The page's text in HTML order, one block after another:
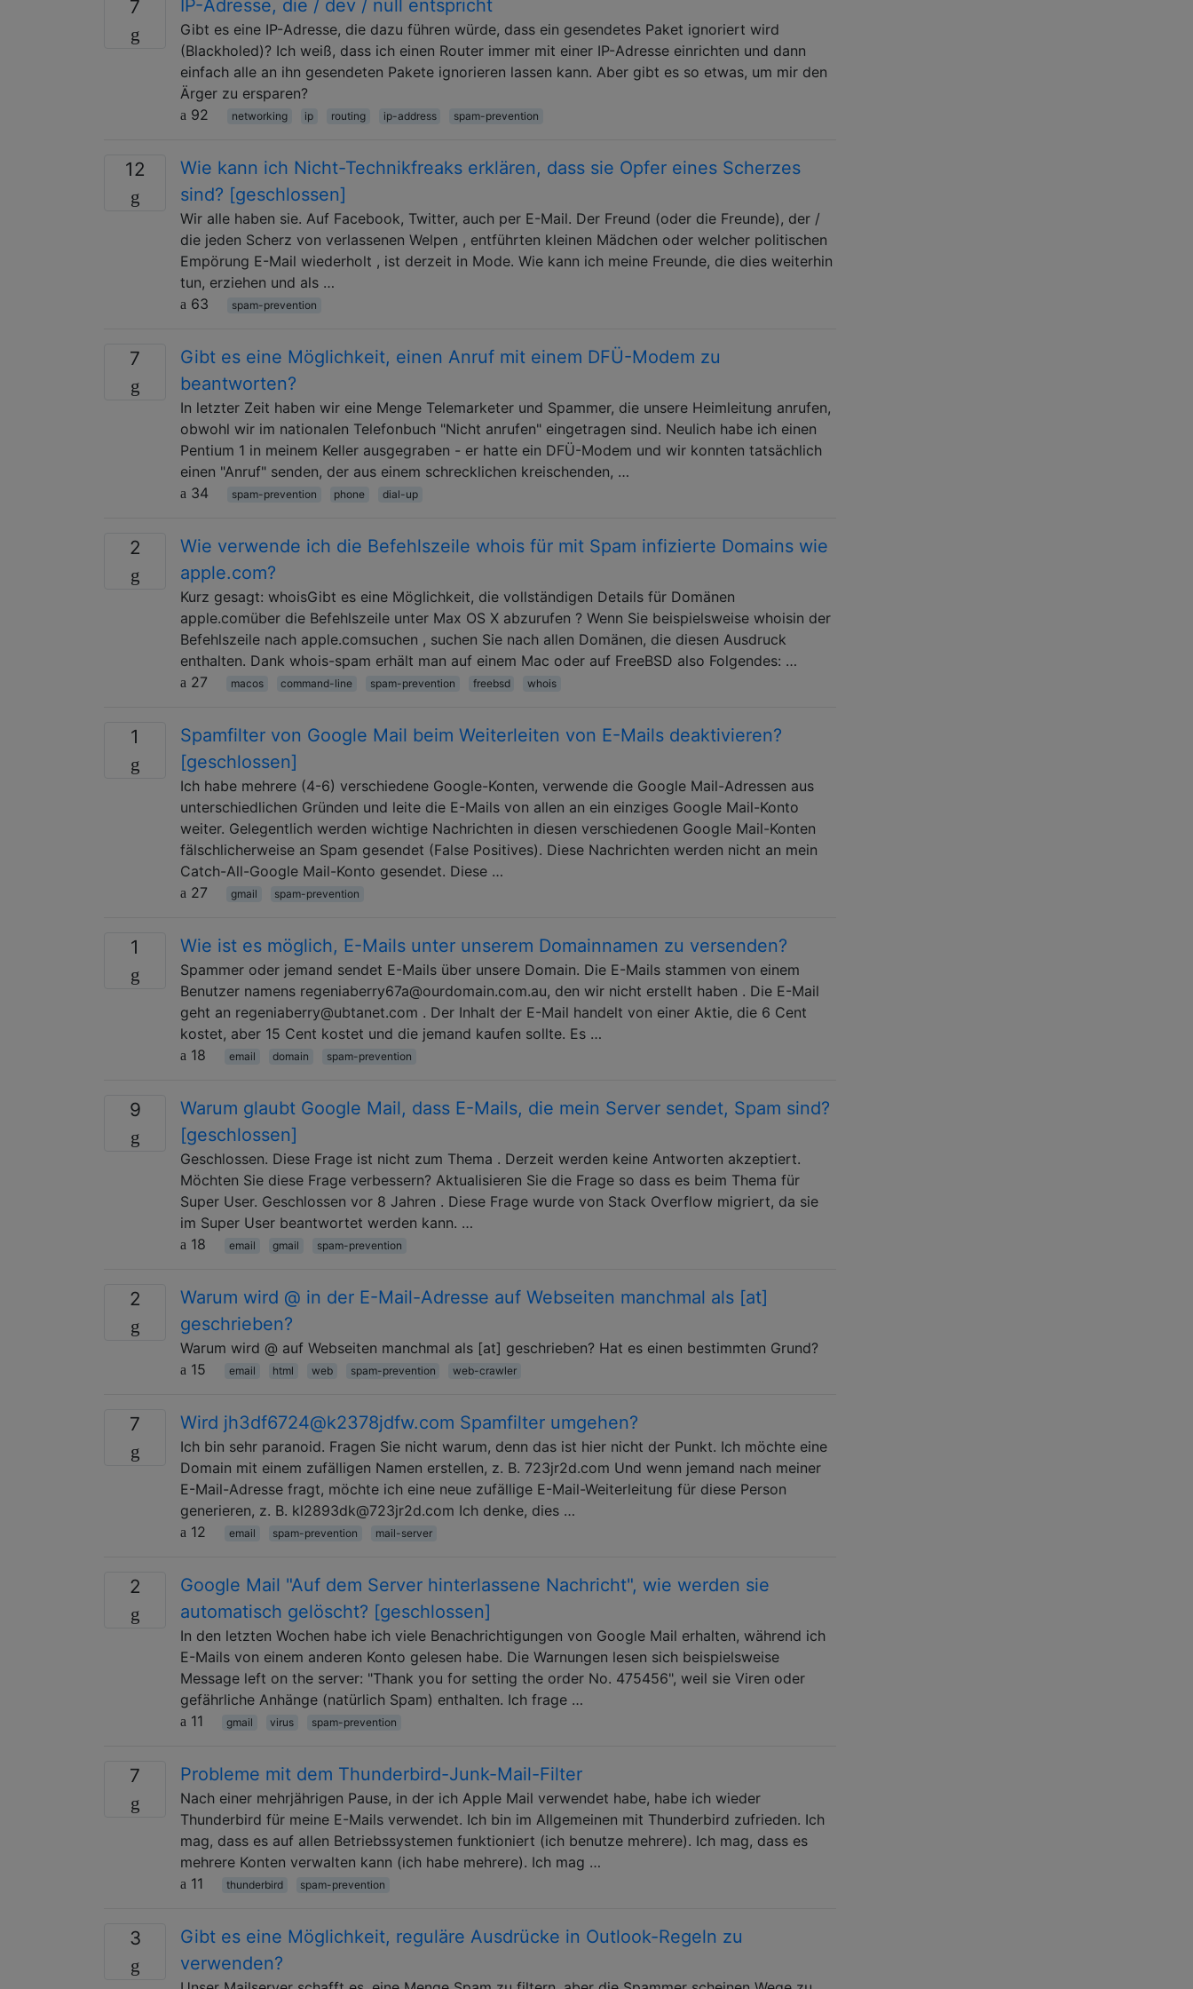
7 IP-Adresse, die / dev / null entspricht
Gibt es eine IP-Adresse, die dazu führen würde, dass ein gesendetes Paket ignoriert wird
(Blackholed)? Ich weiß, dass ich einen Router immer mit einer IP-Adresse einrichten und dann
einfach alle an ihn gesendeten Pakete ignorieren lassen kann. Aber gibt es so etwas, um mir den
Ärger zu ersparen?
92
networking ip routing ip-address spam-prevention
12
Wie kann ich Nicht-Technikfreaks erklären, dass sie Opfer eines Scherzes
sind? [geschlossen]
Wir alle haben sie. Auf Facebook, Twitter, auch per E-Mail. Der Freund (oder die Freunde), der /
die jeden Scherz von verlassenen Welpen , entführten kleinen Mädchen oder welcher politischen
Empörung E-Mail wiederholt , ist derzeit in Mode. Wie kann ich meine Freunde, die dies weiterhin
tun, erziehen und als …
63
spam-prevention
7
Gibt es eine Möglichkeit, einen Anruf mit einem DFÜ-Modem zu
beantworten?
In letzter Zeit haben wir eine Menge Telemarketer und Spammer, die unsere Heimleitung anrufen,
obwohl wir im nationalen Telefonbuch "Nicht anrufen" eingetragen sind. Neulich habe ich einen
Pentium 1 in meinem Keller ausgegraben - er hatte ein DFÜ-Modem und wir konnten tatsächlich
einen "Anruf" senden, der aus einem schrecklichen kreischenden, …
34
spam-prevention phone dial-up
2
Wie verwende ich die Befehlszeile whois für mit Spam infizierte Domains wie
apple.com?
Kurz gesagt: whoisGibt es eine Möglichkeit, die vollständigen Details für Domänen
apple.comüber die Befehlszeile unter Max OS X abzurufen ? Wenn Sie beispielsweise whoisin der
Befehlszeile nach apple.comsuchen , suchen Sie nach allen Domänen, die diesen Ausdruck
enthalten. Dank whois-spam erhält man auf einem Mac oder auf FreeBSD also Folgendes: …
27
macos command-line spam-prevention freebsd whois
1
Spamfilter von Google Mail beim Weiterleiten von E-Mails deaktivieren?
[geschlossen]
Ich habe mehrere (4-6) verschiedene Google-Konten, verwende die Google Mail-Adressen aus
unterschiedlichen Gründen und leite die E-Mails von allen an ein einziges Google Mail-Konto
weiter. Gelegentlich werden wichtige Nachrichten in diesen verschiedenen Google Mail-Konten
fälschlicherweise an Spam gesendet (False Positives). Diese Nachrichten werden nicht an mein
Catch-All-Google Mail-Konto gesendet. Diese …
27
gmail spam-prevention
1 Wie ist es möglich, E-Mails unter unserem Domainnamen zu versenden?
Spammer oder jemand sendet E-Mails über unsere Domain. Die E-Mails stammen von einem
Benutzer namens regeniaberry67a@ourdomain.com.au, den wir nicht erstellt haben . Die E-Mail
geht an regeniaberry@ubtanet.com . Der Inhalt der E-Mail handelt von einer Aktie, die 6 Cent
kostet, aber 15 Cent kostet und die jemand kaufen sollte. Es …
18
email domain spam-prevention
9
Warum glaubt Google Mail, dass E-Mails, die mein Server sendet, Spam sind?
[geschlossen]
Geschlossen. Diese Frage ist nicht zum Thema . Derzeit werden keine Antworten akzeptiert.
Möchten Sie diese Frage verbessern? Aktualisieren Sie die Frage so dass es beim Thema für
Super User. Geschlossen vor 8 Jahren . Diese Frage wurde von Stack Overflow migriert, da sie
im Super User beantwortet werden kann. …
18
email gmail spam-prevention
2
Warum wird @ in der E-Mail-Adresse auf Webseiten manchmal als [at]
geschrieben?
Warum wird @ auf Webseiten manchmal als [at] geschrieben? Hat es einen bestimmten Grund?
15
email html web spam-prevention web-crawler
7 Wird jh3df6724@k2378jdfw.com Spamfilter umgehen?
Ich bin sehr paranoid. Fragen Sie nicht warum, denn das ist hier nicht der Punkt. Ich möchte eine
Domain mit einem zufälligen Namen erstellen, z. B. 723jr2d.com Und wenn jemand nach meiner
E-Mail-Adresse fragt, möchte ich eine neue zufällige E-Mail-Weiterleitung für diese Person
generieren, z. B. kl2893dk@723jr2d.com Ich denke, dies …
12
email spam-prevention mail-server
2
Google Mail "Auf dem Server hinterlassene Nachricht", wie werden sie
automatisch gelöscht? [geschlossen]
In den letzten Wochen habe ich viele Benachrichtigungen von Google Mail erhalten, während ich
E-Mails von einem anderen Konto gelesen habe. Die Warnungen lesen sich beispielsweise
Message left on the server: "Thank you for setting the order No. 475456", weil sie Viren oder
gefährliche Anhänge (natürlich Spam) enthalten. Ich frage …
11
gmail virus spam-prevention
7 Probleme mit dem Thunderbird-Junk-Mail-Filter
Nach einer mehrjährigen Pause, in der ich Apple Mail verwendet habe, habe ich wieder
Thunderbird für meine E-Mails verwendet. Ich bin im Allgemeinen mit Thunderbird zufrieden. Ich
mag, dass es auf allen Betriebssystemen funktioniert (ich benutze mehrere). Ich mag, dass es
mehrere Konten verwalten kann (ich habe mehrere). Ich mag …
11
thunderbird spam-prevention
3
Gibt es eine Möglichkeit, reguläre Ausdrücke in Outlook-Regeln zu
verwenden?